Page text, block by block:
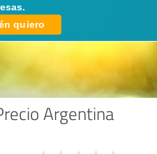
quiero
Argentina